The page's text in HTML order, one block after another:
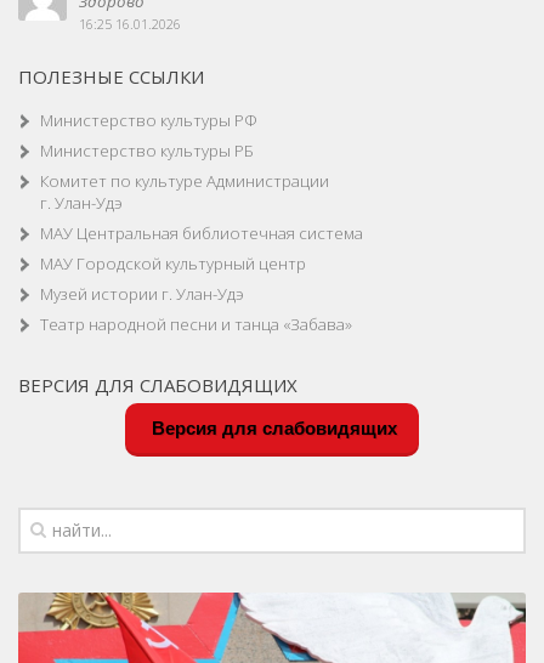
16:25 16.01.2026
ПОЛЕЗНЫЕ ССЫЛКИ
Министерство культуры РФ
Министерство культуры РБ
Комитет по культуре Администрации
г. Улан-Удэ
МАУ Центральная библиотечная система
МАУ Городской культурный центр
Музей истории г. Улан-Удэ
Театр народной песни и танца «Забава»
ВЕРСИЯ ДЛЯ СЛАБОВИДЯЩИХ
Версия для слабовидящих